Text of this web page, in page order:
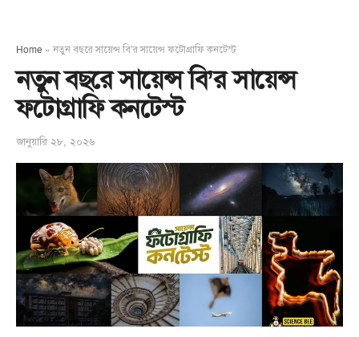
Home » নতুন বছরে সায়েন্স বি’র সায়েন্স ফটোগ্রাফি কনটেস্ট
নতুন বছরে সায়েন্স বি’র সায়েন্স
ফটোগ্রাফি কনটেস্ট
জানুয়ারি ২৮, ২০২৬